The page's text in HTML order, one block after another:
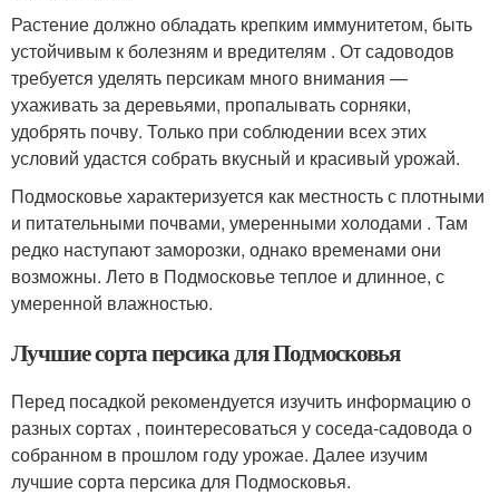
Растение должно обладать крепким иммунитетом, быть
устойчивым к болезням и вредителям . От садоводов
требуется уделять персикам много внимания —
ухаживать за деревьями, пропалывать сорняки,
удобрять почву. Только при соблюдении всех этих
условий удастся собрать вкусный и красивый урожай.
Подмосковье характеризуется как местность с плотными
и питательными почвами, умеренными холодами . Там
редко наступают заморозки, однако временами они
возможны. Лето в Подмосковье теплое и длинное, с
умеренной влажностью.
Лучшие сорта персика для Подмосковья
Перед посадкой рекомендуется изучить информацию о
разных сортах , поинтересоваться у соседа-садовода о
собранном в прошлом году урожае. Далее изучим
лучшие сорта персика для Подмосковья.